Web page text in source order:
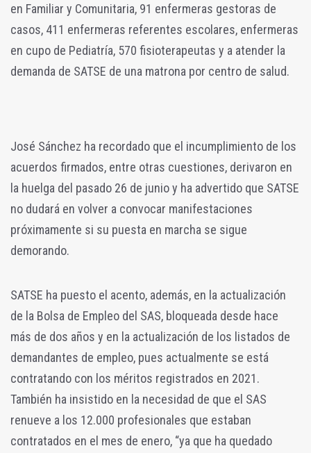
en Familiar y Comunitaria, 91 enfermeras gestoras de
casos, 411 enfermeras referentes escolares, enfermeras
en cupo de Pediatría, 570 fisioterapeutas y a atender la
demanda de SATSE de una matrona por centro de salud.
José Sánchez ha recordado que el incumplimiento de los
acuerdos firmados, entre otras cuestiones, derivaron en
la huelga del pasado 26 de junio y ha advertido que SATSE
no dudará en volver a convocar manifestaciones
próximamente si su puesta en marcha se sigue
demorando.
SATSE ha puesto el acento, además, en la actualización
de la Bolsa de Empleo del SAS, bloqueada desde hace
más de dos años y en la actualización de los listados de
demandantes de empleo, pues actualmente se está
contratando con los méritos registrados en 2021.
También ha insistido en la necesidad de que el SAS
renueve a los 12.000 profesionales que estaban
contratados en el mes de enero, “ya que ha quedado